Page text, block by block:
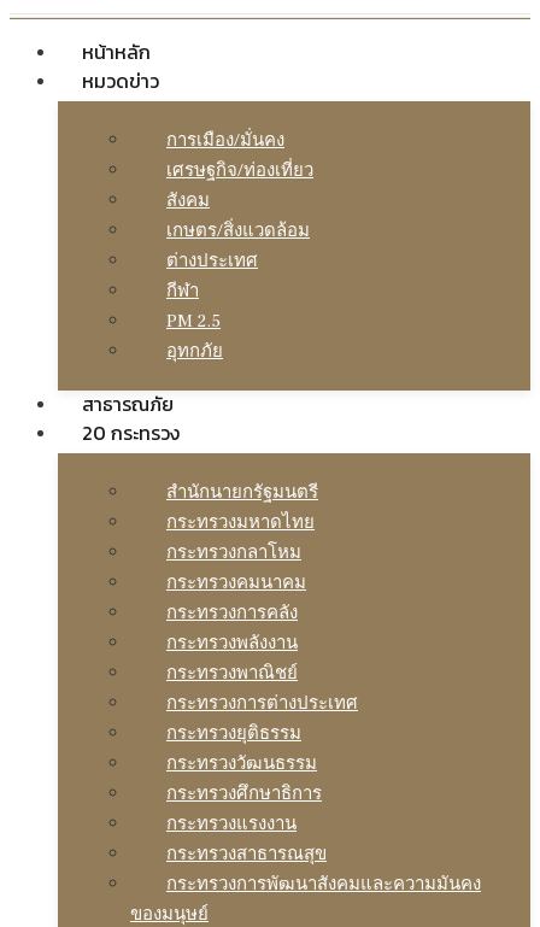
หน้าหลัก
หมวดข่าว
การเมือง/มั่นคง
เศรษฐกิจ/ท่องเที่ยว
สังคม
เกษตร/สิ่งแวดล้อม
ต่างประเทศ
กีฬา
PM 2.5
อุทกภัย
สาธารณภัย
20 กระทรวง
สํานักนายกรัฐมนตรี
กระทรวงมหาดไทย
กระทรวงกลาโหม
กระทรวงคมนาคม
กระทรวงการคลัง
กระทรวงพลังงาน
กระทรวงพาณิชย์
กระทรวงการต่างประเทศ
กระทรวงยุติธรรม
กระทรวงวัฒนธรรม
กระทรวงศึกษาธิการ
กระทรวงแรงงาน
กระทรวงสาธารณสุข
กระทรวงการพัฒนาสังคมและความมันคง
ของมนุษย์